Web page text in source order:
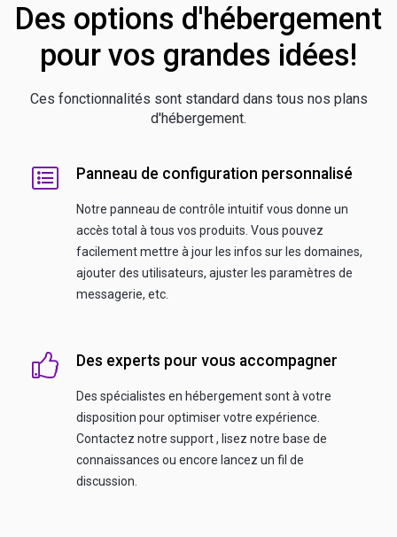
Des options d'hébergement
pour vos grandes idées!
Ces fonctionnalités sont standard dans tous nos plans
d'hébergement.
Panneau de configuration personnalisé
Notre panneau de contrôle intuitif vous donne un
accès total à tous vos produits. Vous pouvez
facilement mettre à jour les infos sur les domaines,
ajouter des utilisateurs, ajuster les paramètres de
messagerie, etc.
Des experts pour vous accompagner
Des spécialistes en hébergement sont à votre
disposition pour optimiser votre expérience.
Contactez notre support , lisez notre base de
connaissances ou encore lancez un fil de
discussion.